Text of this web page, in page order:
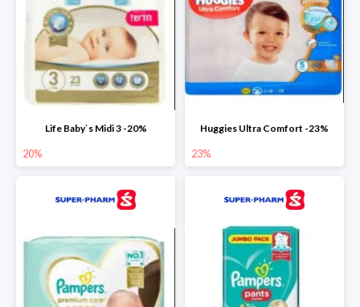
Life Baby`s Midi 3 -20%
20%
Huggies Ultra Comfort -23%
23%